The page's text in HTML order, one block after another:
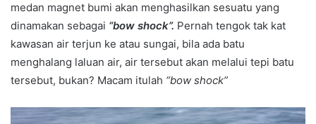
medan magnet bumi akan menghasilkan sesuatu yang
dinamakan sebagai “bow shock”. Pernah tengok tak kat
kawasan air terjun ke atau sungai, bila ada batu
menghalang laluan air, air tersebut akan melalui tepi batu
tersebut, bukan? Macam itulah “bow shock”